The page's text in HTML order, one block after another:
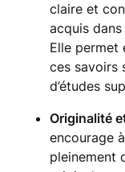
claire et
acquis
Elle permet
ces savoirs
d’études
Originalité
encourage
pleinement